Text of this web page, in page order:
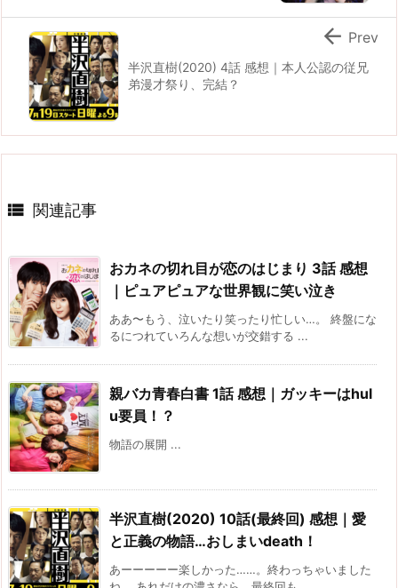
半沢直樹(2020) 4話 感想｜本人公認の従兄
弟漫才祭り、完結？
 Prev
 関連記事
おカネの切れ目が恋のはじまり 3話 感想
｜ピュアピュアな世界観に笑い泣き
ああ〜もう、泣いたり笑ったり忙しい…。 終盤にな
るにつれていろんな想いが交錯する ...
親バカ青春白書 1話 感想｜ガッキーはhul
u要員！？
物語の展開 ...
半沢直樹(2020) 10話(最終回) 感想｜愛
と正義の物語…おしまいdeath！
あーーーーー楽しかった……。終わっちゃいました